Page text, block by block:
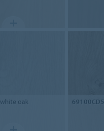
white oak 69100CD5